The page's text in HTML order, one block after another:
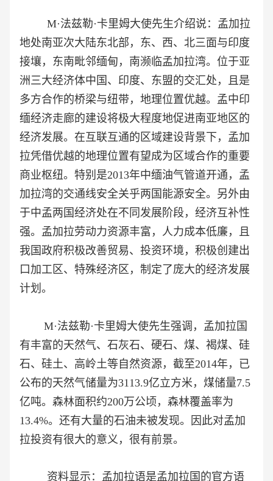
M·法兹勒·卡里姆大使先生介绍说：孟加拉
地处南亚次大陆东北部，东、西、北三面与印度
接壤，东南毗邻缅甸，南濒临孟加拉湾。位于亚
洲三大经济体中国、印度、东盟的交汇处，且是
多方合作的桥梁与纽带，地理位置优越。孟中印
缅经济走廊的建设将极大程度地促进南亚地区的
经济发展。在互联互通的区域建设背景下，孟加
拉凭借优越的地理位置有望成为区域合作的重要
商业枢纽。特别是2013年中缅油气管道开通，孟
加拉湾的交通线安全关乎两国能源安全。另外由
于中孟两国经济处在不同发展阶段，经济互补性
强。孟加拉劳动力资源丰富，人力成本低廉，且
我国政府积极改善贸易、投资环境，积极创建出
口加工区、特殊经济区，制定了庞大的经济发展
计划。
M·法兹勒·卡里姆大使先生强调， 孟加拉国
有丰富的天然气、石灰石、硬石、煤、褐煤、硅
石、硅土、高岭土等自然资源，截至2014年，已
公布的天然气储量为3113.9亿立方米，煤储量7.5
亿吨。森林面积约200万公顷，森林覆盖率为
13.4%。还有大量的石油未被发现。因此对孟加
拉投资有很大的意义，很有前景。
资料显示：孟加拉语是孟加拉国的官方语